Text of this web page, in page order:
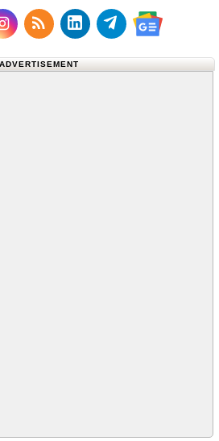
on Facebook
us on X (Twitter)
Subscribe to our RSS
Follow us on
Follow us on
Follow us
ADVERTISEMENT